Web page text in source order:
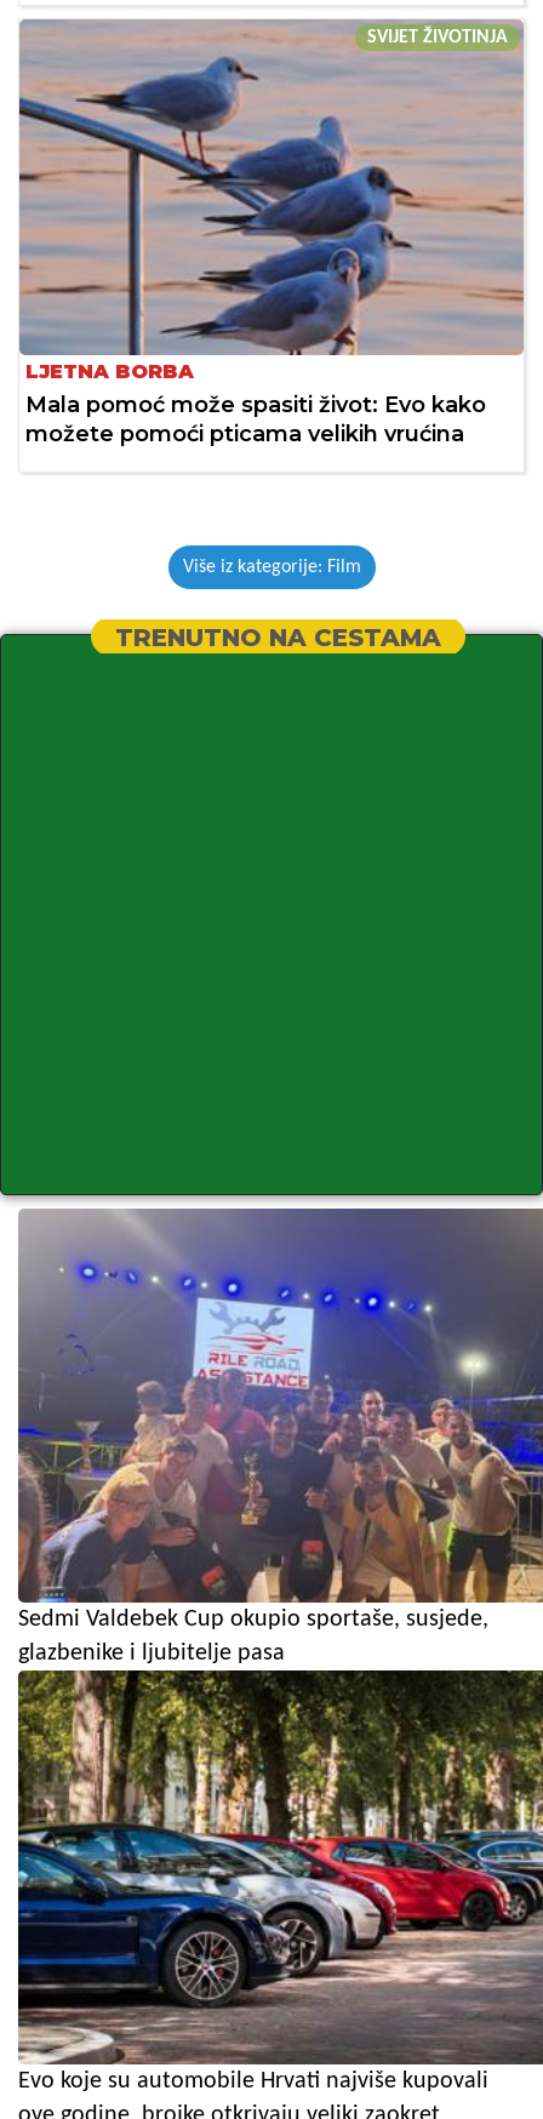
SVIJET ŽIVOTINJA
LJETNA BORBA
Mala pomoć može spasiti život: Evo kako
možete pomoći pticama velikih vrućina
Više iz kategorije: Film
TRENUTNO NA CESTAMA
Sedmi Valdebek Cup okupio sportaše, susjede,
glazbenike i ljubitelje pasa
Evo koje su automobile Hrvati najviše kupovali